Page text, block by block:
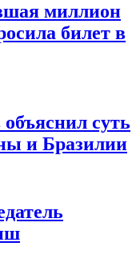
миллион
билет в
суть
и Бразилии